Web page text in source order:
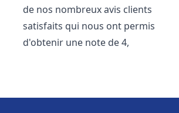
de nos nombreux avis clients
satisfaits qui nous ont permis
d'obtenir une note de 4,